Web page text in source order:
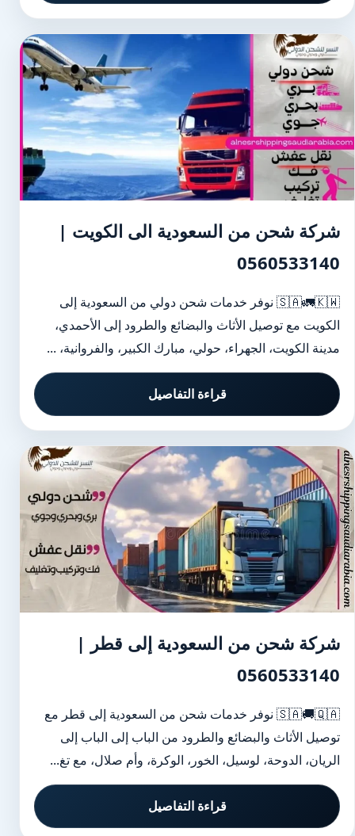
شركة شحن من السعودية الى الكويت |
0560533140
🇸🇦🚛🇰🇼 نوفر خدمات شحن دولي من السعودية إلى
الكويت مع توصيل الأثاث والبضائع والطرود إلى الأحمدي،
مدينة الكويت، الجهراء، حولي، مبارك الكبير، والفروانية، ...
قراءة التفاصيل
شركة شحن من السعودية إلى قطر |
0560533140
🇸🇦🚚🇶🇦 نوفر خدمات شحن من السعودية إلى قطر مع
توصيل الأثاث والبضائع والطرود من الباب إلى الباب إلى
الريان، الدوحة، لوسيل، الخور، الوكرة، وأم صلال، مع تغ...
قراءة التفاصيل